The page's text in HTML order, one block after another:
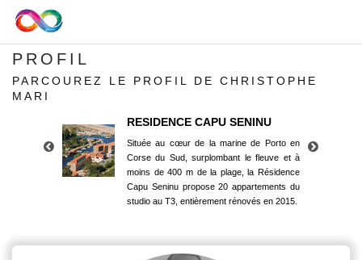
PROFIL
PARCOUREZ LE PROFIL DE CHRISTOPHE
MARI
RESIDENCE CAPU SENINU
Située au cœur de la marine de Porto en
Corse du Sud, surplombant le fleuve et à
moins de 400 m de la plage, la Résidence
Capu Seninu propose 20 appartements du
studio au T3, entièrement rénovés en 2015.
Corse du Sud, surplombant le fleuve et à